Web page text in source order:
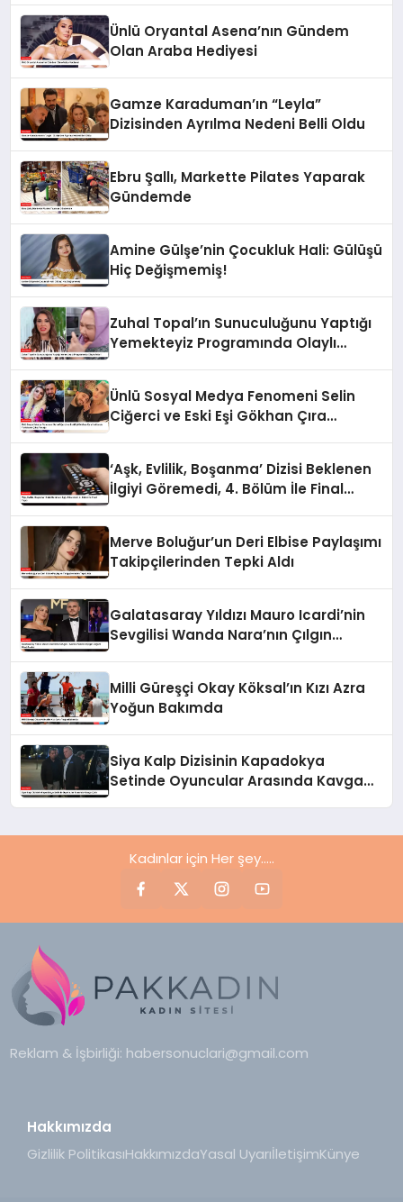
Ünlü Oryantal Asena’nın Gündem
Olan Araba Hediyesi
Gamze Karaduman’ın “Leyla”
Dizisinden Ayrılma Nedeni Belli Oldu
Ebru Şallı, Markette Pilates Yaparak
Gündemde
Amine Gülşe’nin Çocukluk Hali: Gülüşü
Hiç Değişmemiş!
Zuhal Topal’ın Sunuculuğunu Yaptığı
Yemekteyiz Programında Olaylı
Ünlü Sosyal Medya Fenomeni Selin
Ciğerci ve Eski Eşi Gökhan Çıra
‘Aşk, Evlilik, Boşanma’ Dizisi Beklenen
İlgiyi Göremedi, 4. Bölüm İle Final
Merve Boluğur’un Deri Elbise Paylaşımı
Takipçilerinden Tepki Aldı
Galatasaray Yıldızı Mauro Icardi’nin
Sevgilisi Wanda Nara’nın Çılgın
Milli Güreşçi Okay Köksal’ın Kızı Azra
Yoğun Bakımda
Siya Kalp Dizisinin Kapadokya
Setinde Oyuncular Arasında Kavga
Kadınlar için Her şey.....
Reklam & İşbirliği: habersonuclari@gmail.com
Hakkımızda
Gizlilik PolitikasıHakkımızdaYasal UyarıİletişimKünye